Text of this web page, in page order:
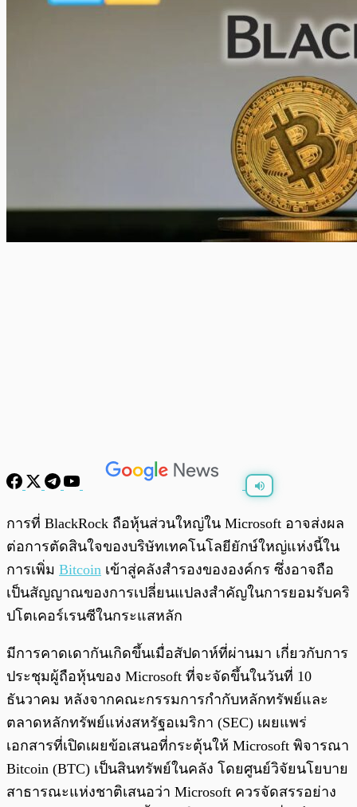
0:00
การที่ BlackRock ถือหุ้นส่วนใหญ่ใน Microsoft อาจส่งผล
ต่อการตัดสินใจของบริษัทเทคโนโลยียักษ์ใหญ่แห่งนี้ใน
การเพิ่ม Bitcoin เข้าสู่คลังสำรองขององค์กร ซึ่งอาจถือ
เป็นสัญญาณของการเปลี่ยนแปลงสำคัญในการยอมรับคริ
ปโตเคอร์เรนซีในกระแสหลัก
มีการคาดเดากันเกิดขึ้นเมื่อสัปดาห์ที่ผ่านมา เกี่ยวกับการ
ประชุมผู้ถือหุ้นของ Microsoft ที่จะจัดขึ้นในวันที่ 10
ธันวาคม หลังจากคณะกรรมการกำกับหลักทรัพย์และ
ตลาดหลักทรัพย์แห่งสหรัฐอเมริกา (SEC) เผยแพร่
เอกสารที่เปิดเผยข้อเสนอที่กระตุ้นให้ Microsoft พิจารณา
Bitcoin (BTC) เป็นสินทรัพย์ในคลัง โดยศูนย์วิจัยนโยบาย
สาธารณะแห่งชาติเสนอว่า Microsoft ควรจัดสรรอย่าง